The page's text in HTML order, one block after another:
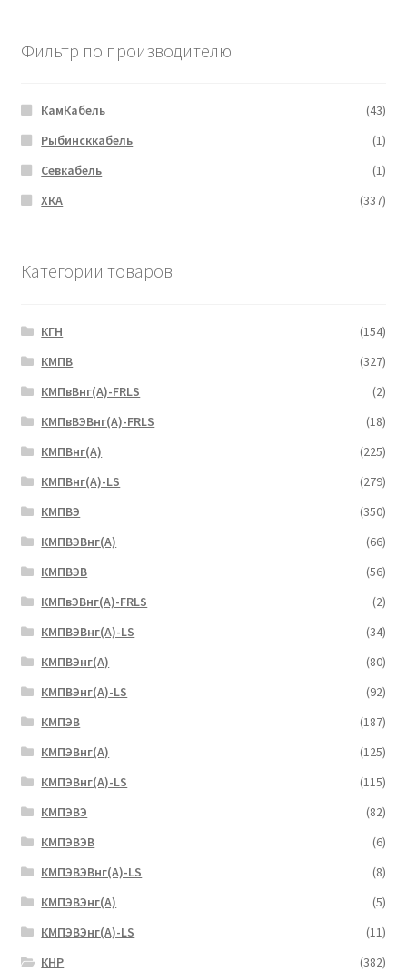
Фильтр по производителю
КамКабель
(43)
Рыбинсккабель
(1)
Севкабель
(1)
ХКА
(337)
Категории товаров
КГН
(154)
КМПВ
(327)
КМПвВнг(А)-FRLS
(2)
КМПвВЭВнг(А)-FRLS
(18)
КМПВнг(А)
(225)
КМПВнг(А)-LS
(279)
КМПВЭ
(350)
КМПВЭBнг(А)
(66)
КМПВЭВ
(56)
КМПвЭВнг(А)-FRLS
(2)
КМПВЭВнг(А)-LS
(34)
КМПВЭнг(А)
(80)
КМПВЭнг(А)-LS
(92)
КМПЭВ
(187)
КМПЭВнг(А)
(125)
КМПЭВнг(А)-LS
(115)
КМПЭВЭ
(82)
КМПЭВЭВ
(6)
КМПЭВЭВнг(А)-LS
(8)
КМПЭВЭнг(А)
(5)
КМПЭВЭнг(А)-LS
(11)
КНР
(382)